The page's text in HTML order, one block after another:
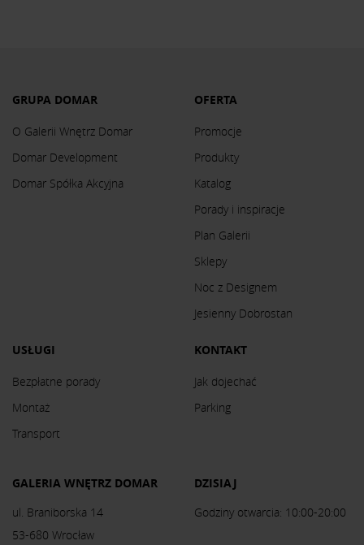
GRUPA DOMAR
O Galerii Wnętrz Domar
Domar Development
Domar Spółka Akcyjna
OFERTA
Promocje
Produkty
Katalog
Porady i inspiracje
Plan Galerii
Sklepy
Noc z Designem
Jesienny Dobrostan
USŁUGI
Bezpłatne porady
Montaż
Transport
KONTAKT
Jak dojechać
Parking
GALERIA WNĘTRZ DOMAR
ul. Braniborska 14
53-680 Wrocław
DZISIAJ
Godziny otwarcia: 10:00-20:00